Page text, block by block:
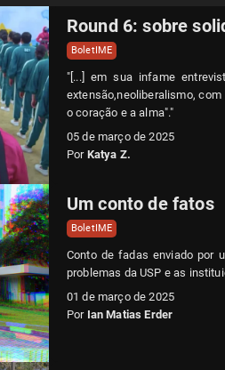
Round 6: sobre
BoletIME
"[...] em sua infame
extensão,neoliberalismo,
o coração e a alma"."
05 de março de 2025
Por Katya Z.
Um conto de fatos
BoletIME
Conto de fadas enviado por
problemas da USP e as
01 de março de 2025
Por Ian Matias Erder